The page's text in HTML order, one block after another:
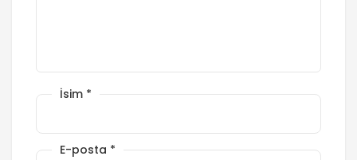
İsim *
E-posta *